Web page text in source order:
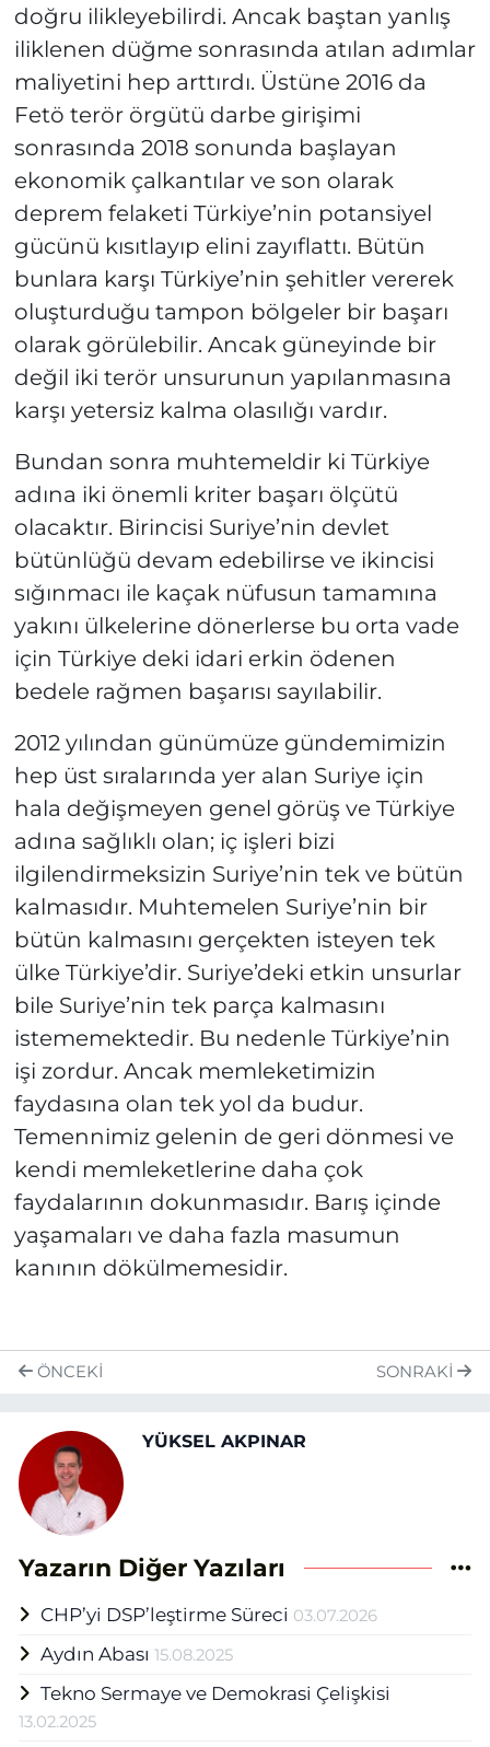
doğru ilikleyebilirdi. Ancak baştan yanlış
iliklenen düğme sonrasında atılan adımlar
maliyetini hep arttırdı. Üstüne 2016 da
Fetö terör örgütü darbe girişimi
sonrasında 2018 sonunda başlayan
ekonomik çalkantılar ve son olarak
deprem felaketi Türkiye’nin potansiyel
gücünü kısıtlayıp elini zayıflattı. Bütün
bunlara karşı Türkiye’nin şehitler vererek
oluşturduğu tampon bölgeler bir başarı
olarak görülebilir. Ancak güneyinde bir
değil iki terör unsurunun yapılanmasına
karşı yetersiz kalma olasılığı vardır.
Bundan sonra muhtemeldir ki Türkiye
adına iki önemli kriter başarı ölçütü
olacaktır. Birincisi Suriye’nin devlet
bütünlüğü devam edebilirse ve ikincisi
sığınmacı ile kaçak nüfusun tamamına
yakını ülkelerine dönerlerse bu orta vade
için Türkiye deki idari erkin ödenen
bedele rağmen başarısı sayılabilir.
2012 yılından günümüze gündemimizin
hep üst sıralarında yer alan Suriye için
hala değişmeyen genel görüş ve Türkiye
adına sağlıklı olan; iç işleri bizi
ilgilendirmeksizin Suriye’nin tek ve bütün
kalmasıdır. Muhtemelen Suriye’nin bir
bütün kalmasını gerçekten isteyen tek
ülke Türkiye’dir. Suriye’deki etkin unsurlar
bile Suriye’nin tek parça kalmasını
istememektedir. Bu nedenle Türkiye’nin
işi zordur. Ancak memleketimizin
faydasına olan tek yol da budur.
Temennimiz gelenin de geri dönmesi ve
kendi memleketlerine daha çok
faydalarının dokunmasıdır. Barış içinde
yaşamaları ve daha fazla masumun
kanının dökülmemesidir.
ÖNCEKI SONRAKI
YÜKSEL AKPINAR
Yazarın Diğer Yazıları
CHP’yi DSP’leştirme Süreci 03.07.2026
Aydın Abası 15.08.2025
Tekno Sermaye ve Demokrasi Çelişkisi
13.02.2025